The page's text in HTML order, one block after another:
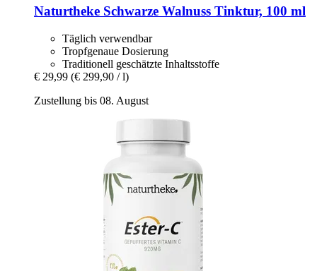
Naturtheke Schwarze Walnuss Tinktur, 100 ml
Täglich verwendbar
Tropfgenaue Dosierung
Traditionell geschätzte Inhaltsstoffe
€ 29,99 (€ 299,90 / l)
Zustellung bis 08. August